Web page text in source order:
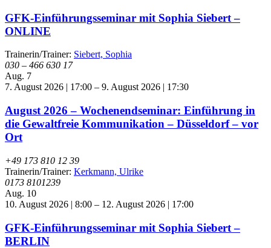
GFK-Einführungsseminar mit Sophia Siebert –
ONLINE
Trainerin/Trainer: Siebert, Sophia
030 – 466 630 17
Aug. 7
7. August 2026 | 17:00 – 9. August 2026 | 17:30
August 2026 – Wochenendseminar: Einführung in
die Gewaltfreie Kommunikation – Düsseldorf – vor
Ort
+49 173 810 12 39
Trainerin/Trainer: Kerkmann, Ulrike
0173 8101239
Aug. 10
10. August 2026 | 8:00 – 12. August 2026 | 17:00
GFK-Einführungsseminar mit Sophia Siebert –
BERLIN